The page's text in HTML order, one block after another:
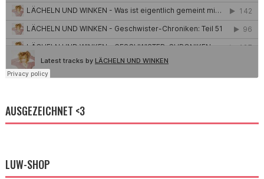
AUSGEZEICHNET <3
LUW-SHOP